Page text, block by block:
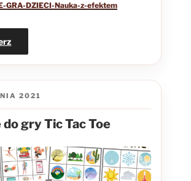
GRA-DZIECI-Nauka-z-efektem
2021
do gry Tic Tac Toe